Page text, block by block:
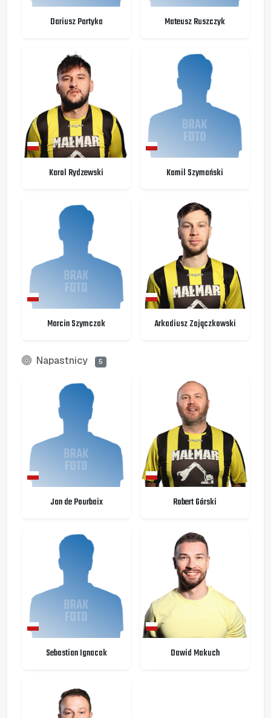
Dariusz Partyka Mateusz Ruszczyk
Karol Rydzewski Kamil Szymański
Marcin Szymczak Arkadiusz Zajączkowski
Napastnicy 5
Jan de Pourbaix Robert Górski
Sebastian Ignacak Dawid Makuch